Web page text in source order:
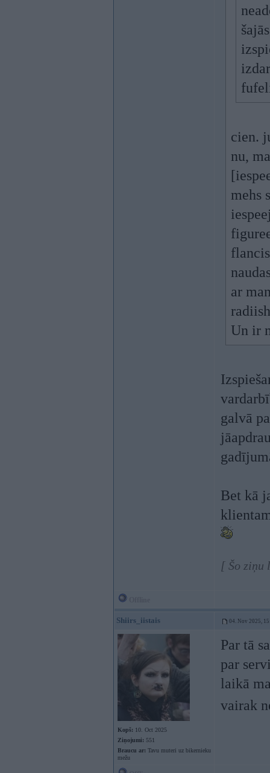
cien.
nu,
mehs
ar
Un ir
galvā
Bet kā
[ Šo ziņu
Shiirs_iistais 04. Nov 2025,
Kopš: 10. Oct 2025
Ziņojumi: 551
Braucu ar: Tavu muteri uz bikernieku
mežu
Par tā
par
laikā
vairak